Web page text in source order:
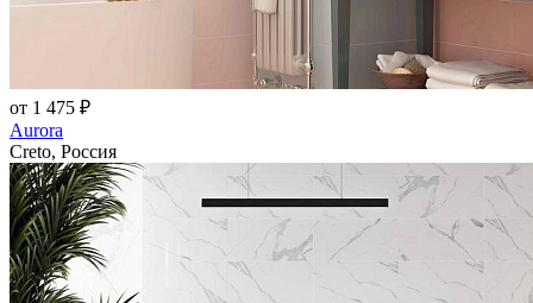
от 1 475 ₽
Aurora
Creto, Россия